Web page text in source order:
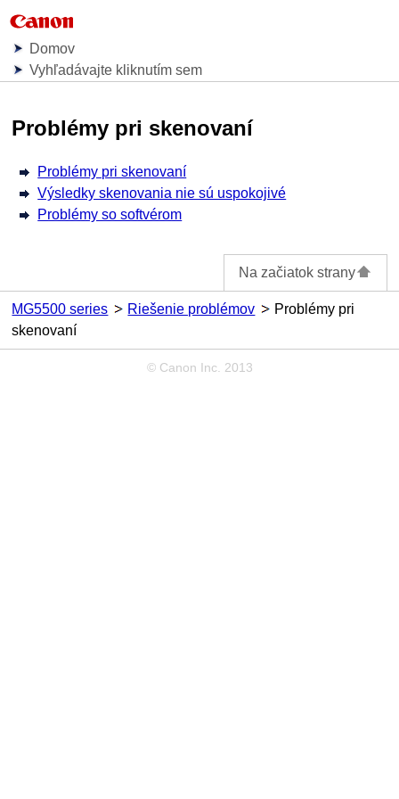
Domov
Vyhľadávajte kliknutím sem
Problémy pri skenovaní
Problémy pri skenovaní
Výsledky skenovania nie sú uspokojivé
Problémy so softvérom
Na začiatok strany
MG5500 series Riešenie problémov
Problémy pri
skenovaní
© Canon Inc. 2013